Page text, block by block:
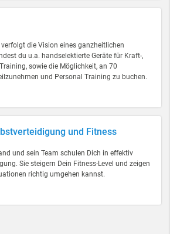
die Vision eines ganzheitlichen
du u.a. handselektierte Geräte für Kraft-,
sowie die Möglichkeit, an 70
und Personal Training zu buchen.
und Fitness
und sein Team schulen Dich in effektiv
Sie steigern Dein Fitness-Level und zeigen
richtig umgehen kannst.